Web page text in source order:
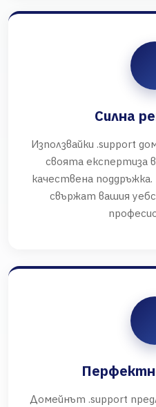
Силна
Използвайки .support
своята експертиза
качествена
свържат вашия
Домейнът .support